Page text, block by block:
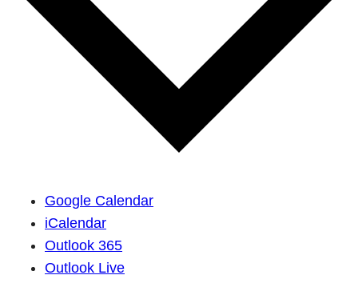
Google Calendar
iCalendar
Outlook 365
Outlook Live